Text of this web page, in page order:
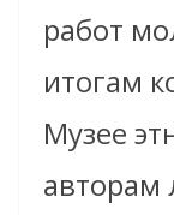
работ
итогам
Музее
авторам